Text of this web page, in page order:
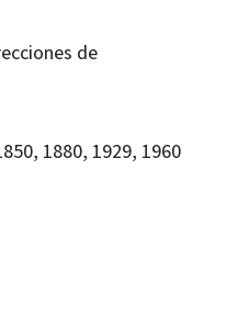
de
1880, 1929, 1960